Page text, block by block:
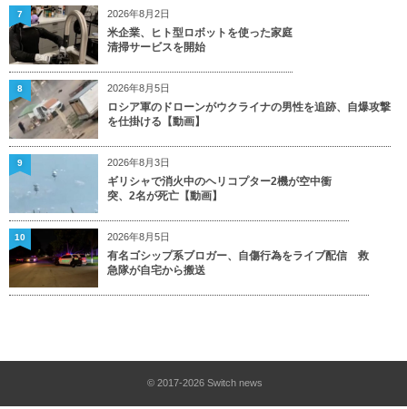
2026年8月2日
米企業、ヒト型ロボットを使った家庭
清掃サービスを開始
7
2026年8月5日
ロシア軍のドローンがウクライナの男性を追跡、自爆攻撃
を仕掛ける【動画】
8
2026年8月3日
ギリシャで消火中のヘリコプター2機が空中衝
突、2名が死亡【動画】
9
2026年8月5日
有名ゴシップ系ブロガー、自傷行為をライブ配信 救
急隊が自宅から搬送
10
© 2017-2026Switch news